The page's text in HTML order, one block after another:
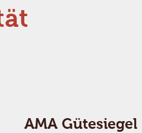
AMA Gütesiegel